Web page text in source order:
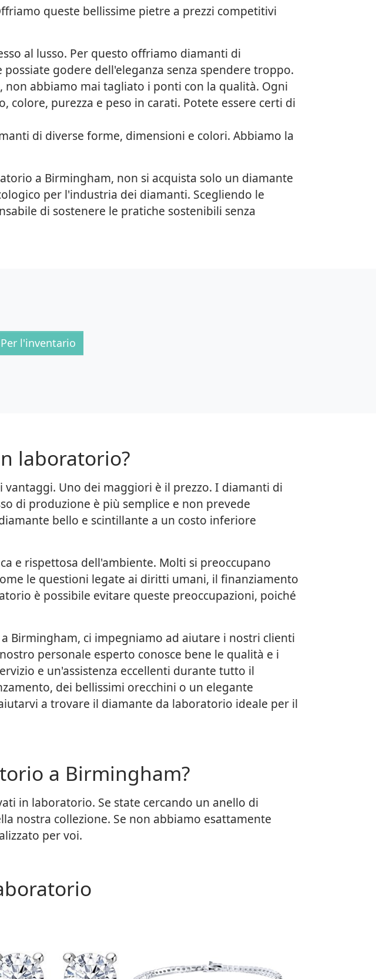
queste bellissime pietre a prezzi competitivi
al lusso. Per questo offriamo diamanti di
godere dell'eleganza senza spendere troppo.
abbiamo mai tagliato i ponti con la qualità. Ogni
purezza e peso in carati. Potete essere certi di
di diverse forme, dimensioni e colori. Abbiamo la
a Birmingham, non si acquista solo un diamante
per l'industria dei diamanti. Scegliendo le
di sostenere le pratiche sostenibili senza
Per l'inventario
laboratorio?
Uno dei maggiori è il prezzo. I diamanti di
di produzione è più semplice e non prevede
bello e scintillante a un costo inferiore
e rispettosa dell'ambiente. Molti si preoccupano
le questioni legate ai diritti umani, il finanziamento
è possibile evitare queste preoccupazioni, poiché
ci impegniamo ad aiutare i nostri clienti
personale esperto conosce bene le qualità e i
e un'assistenza eccellenti durante tutto il
dei bellissimi orecchini o un elegante
a trovare il diamante da laboratorio ideale per il
a Birmingham?
in laboratorio. Se state cercando un anello di
nostra collezione. Se non abbiamo esattamente
per voi.